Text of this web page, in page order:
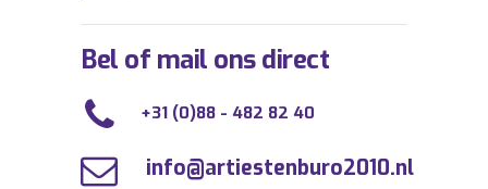
Bel of mail ons direct
+31 (0)88 - 482 82 40
info@artiestenburo2010.nl